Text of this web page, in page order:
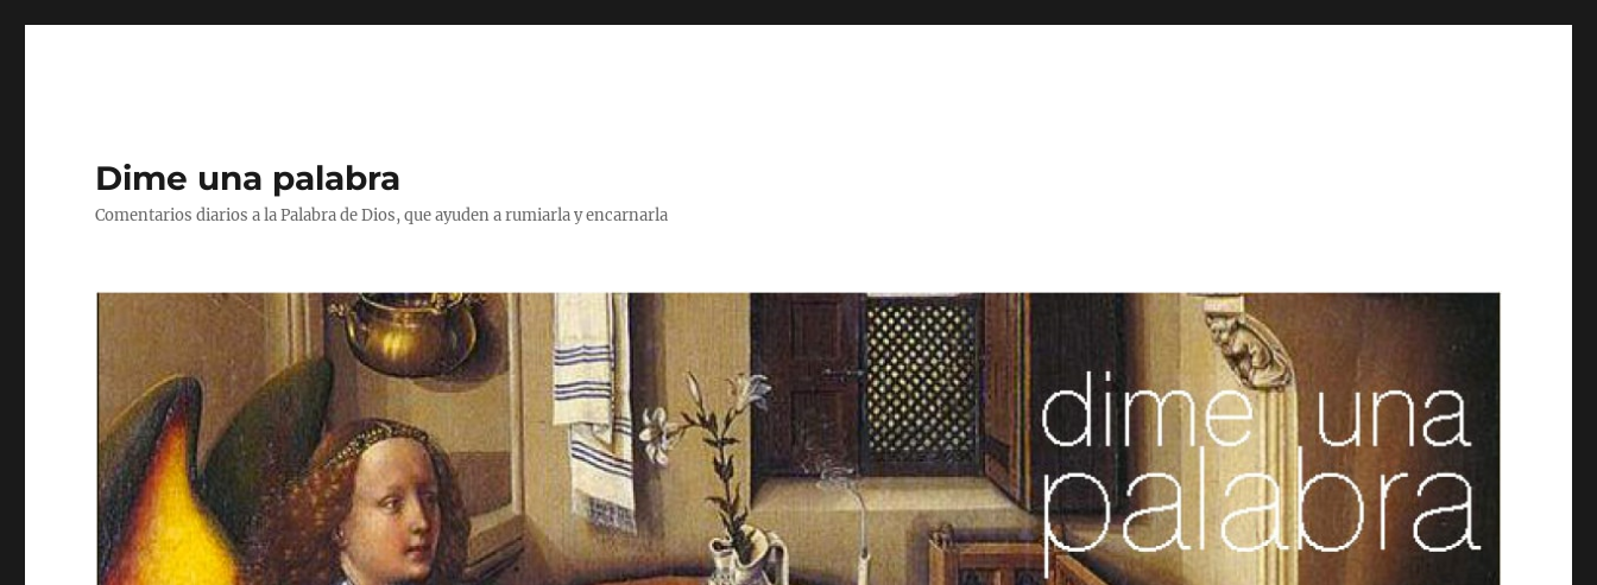
Dime una palabra
Comentarios diarios a la Palabra de Dios, que ayuden a rumiarla y encarnarla